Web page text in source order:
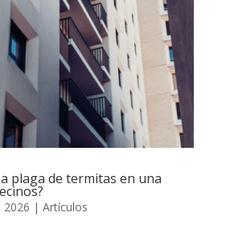
plaga de termitas en una
2026 | Artículos